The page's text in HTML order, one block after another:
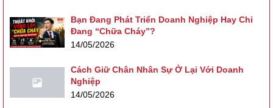
Bạn Đang Phát Triển Doanh Nghiệp Hay Chỉ
Đang “Chữa Cháy”?
14/05/2026
Cách Giữ Chân Nhân Sự Ở Lại Với Doanh
Nghiệp
14/05/2026